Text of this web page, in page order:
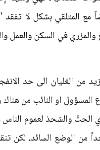
المتلقي بشكل لا تفقد
والمزري في السكن والعمل
الغليان الى حد
المسؤول او النائب من
الحثّ والشحذ لعموم
الوضع السائد، لكن